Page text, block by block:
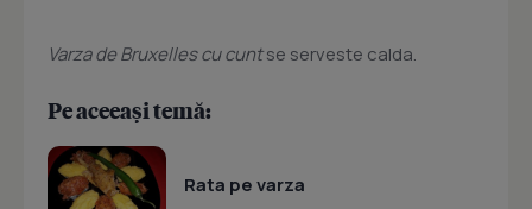
Varza de Bruxelles cu cuntse serveste calda.
Pe aceeași temă:
Rata pe varza